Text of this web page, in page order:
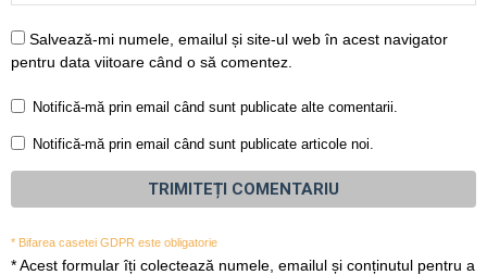
Salvează-mi numele, emailul și site-ul web în acest navigator
pentru data viitoare când o să comentez.
Notifică-mă prin email când sunt publicate alte comentarii.
Notifică-mă prin email când sunt publicate articole noi.
* Bifarea casetei GDPR este obligatorie
*Acest formular îți colectează numele, emailul și conținutul pentru a